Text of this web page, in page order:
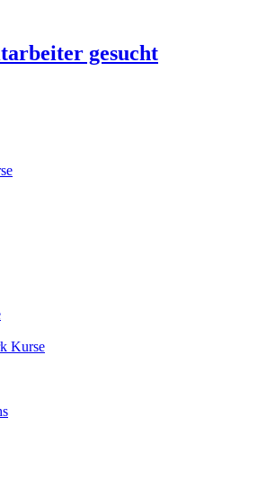
gesucht
Kurse